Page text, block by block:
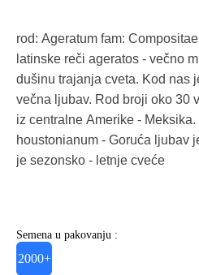
rod: Ageratum fam:
latinske reči ageratos - večno
dušinu trajanja cveta. Kod nas
večna ljubav. Rod broji oko 30
iz centralne Amerike -
houstonianum - Goruća ljubav
je sezonsko - letnje cveće
Semena u pakovanju :
2000+